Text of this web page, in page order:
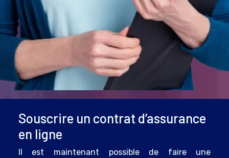
Souscrire un contrat d’assurance
en ligne
Il est maintenant possible de faire une